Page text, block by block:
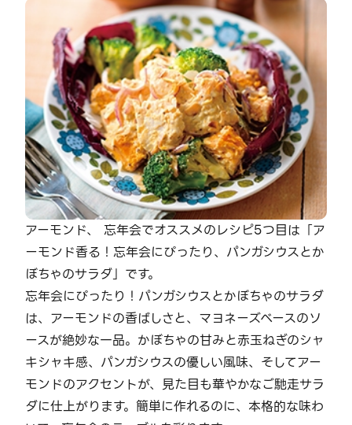
アーモンド、 忘年会でオススメのレシピ5つ目は「ア
ーモンド香る！忘年会にぴったり、パンガシウスとか
ぼちゃのサラダ」です。
忘年会にぴったり！パンガシウスとかぼちゃのサラダ
は、アーモンドの香ばしさと、マヨネーズベースのソ
ースが絶妙な一品。かぼちゃの甘みと赤玉ねぎのシャ
キシャキ感、パンガシウスの優しい風味、そしてアー
モンドのアクセントが、見た目も華やかなご馳走サラ
ダに仕上がります。簡単に作れるのに、本格的な味わ